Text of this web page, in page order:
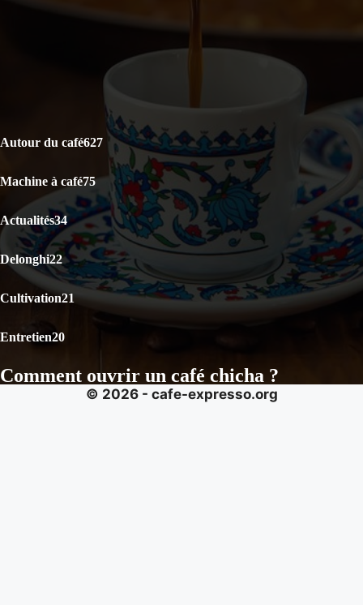
Comment ouvrir un café chicha ?
KRUPS Evidence Eco Design EA897B10 : Test Avis
CATÉGORIES POPULAIRES
Autour du café627
Machine à café75
Actualités34
Delonghi22
Cultivation21
Entretien20
© 2026 - cafe-expresso.org